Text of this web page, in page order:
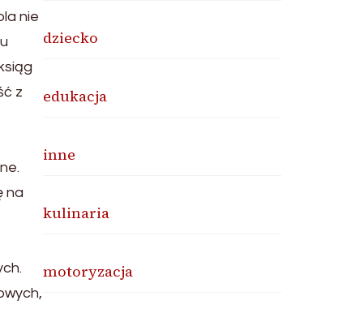
nie
z
na
dziecko
edukacja
inne
kulinaria
motoryzacja